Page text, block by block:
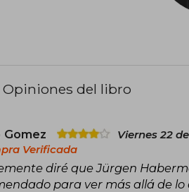
Opiniones del libro
Gomez
Viernes 22
Verificada
diré que Jürgen
para ver más allá de